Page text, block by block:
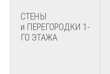
СТЕНЫ
и ПЕРЕГОРОДКИ 1-
ГО ЭТАЖА